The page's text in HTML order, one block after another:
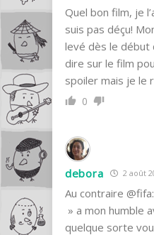
Quel bon film, je
suis pas déçu!
levé dès le début
dire sur le film
spoiler mais je le
0
debora 2 août
Au contraire
» a mon humble
quelque sorte